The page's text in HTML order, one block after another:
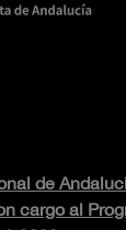
de
cargo al